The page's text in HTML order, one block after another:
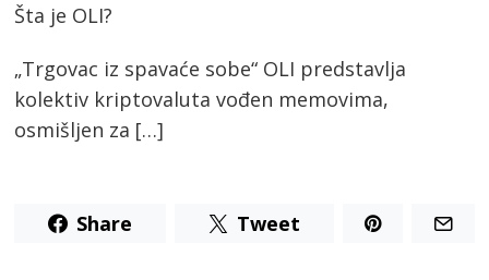
Šta je OLI?
„Trgovac iz spavaće sobe“ OLI predstavlja
kolektiv kriptovaluta vođen memovima,
osmišljen za […]
Share Tweet